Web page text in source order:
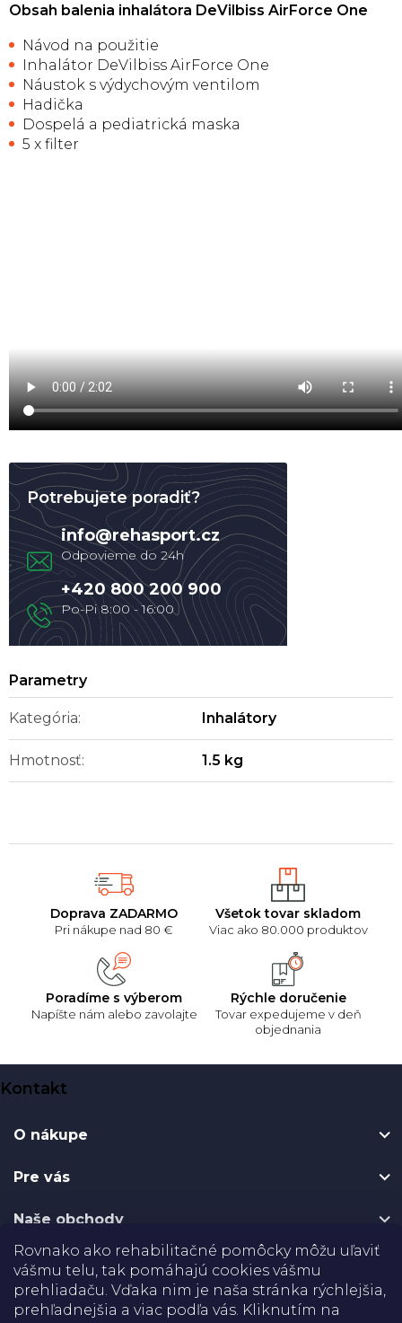
Rovnako ako rehabilitačné pomôcky môžu uľaviť
vášmu telu, tak pomáhajú cookies vášmu
prehliadaču. Vďaka nim je naša stránka rýchlejšia,
prehľadnejšia a viac podľa vás. Kliknutím na
Doprava ZADARMO
Pri nákupe nad 80 €
Všetok tovar skladom
Viac ako 80.000 produktov
Poradíme s výberom
Napíšte nám alebo zavolajte
Rýchle doručenie
Tovar expedujeme v deň
objednania
Obsah balenia inhalátora DeVilbiss AirForce One
Návod na použitie
Inhalátor DeVilbiss AirForce One
Náustok s výdychovým ventilom
Hadička
Dospelá a pediatrická maska
5 x filter
Potrebujete poradiť?
info@rehasport.cz
+420 800 200 900
Kategória: Inhalátory
Hmotnosť: 1.5 kg
á
Kontakt
O nákupe
Pre vás
Naše obchody
Certifikáty
Doprava